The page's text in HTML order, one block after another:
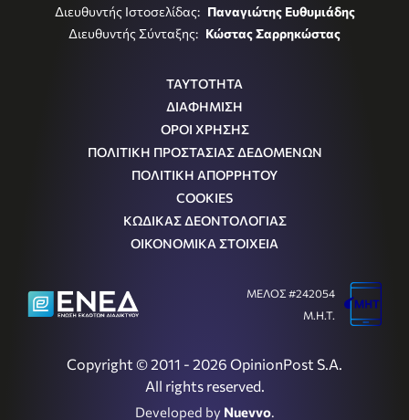
Διευθυντής Ιστοσελίδας: Παναγιώτης Ευθυμιάδης
Διευθυντής Σύνταξης: Κώστας Σαρρηκώστας
ΤΑΥΤΟΤΗΤΑ
ΔΙΑΦΗΜΙΣΗ
ΟΡΟΙ ΧΡΗΣΗΣ
ΠΟΛΙΤΙΚΗ ΠΡΟΣΤΑΣΙΑΣ ΔΕΔΟΜΕΝΩΝ
ΠΟΛΙΤΙΚΗ ΑΠΟΡΡΗΤΟΥ
COOKIES
ΚΩΔΙΚΑΣ ΔΕΟΝΤΟΛΟΓΙΑΣ
ΟΙΚΟΝΟΜΙΚΑ ΣΤΟΙΧΕΙΑ
Copyright © 2011 - 2026 OpinionPost S.A.
All rights reserved.
Developed by Nuevvo.
ΜΕΛΟΣ #242054
Μ.Η.Τ.